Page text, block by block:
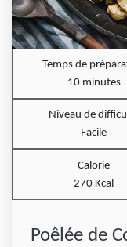
Temps de
10 minutes
Niveau de
Facile
Calorie
270 Kcal
Poêlée de